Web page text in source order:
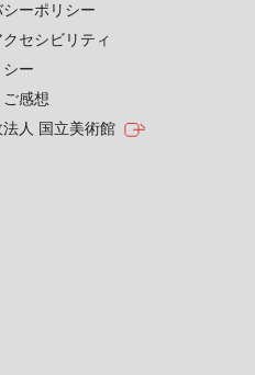
ーポリシー
セシビリティ
シー
ご感想
人 国立美術館